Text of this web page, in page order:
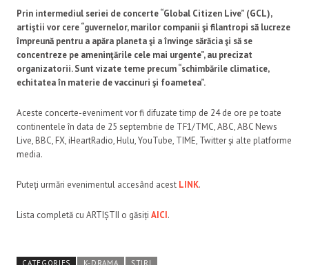
Prin intermediul seriei de concerte “Global Citizen Live” (GCL),
artiştii vor cere “guvernelor, marilor companii şi filantropi să lucreze
împreună pentru a apăra planeta şi a învinge sărăcia şi să se
concentreze pe ameninţările cele mai urgente”, au precizat
organizatorii. Sunt vizate teme precum “schimbările climatice,
echitatea în materie de vaccinuri şi foametea”.
Aceste concerte-eveniment vor fi difuzate timp de 24 de ore pe toate
continentele în data de 25 septembrie de TF1/TMC, ABC, ABC News
Live, BBC, FX, iHeartRadio, Hulu, YouTube, TIME, Twitter şi alte platforme
media.
Puteți urmări evenimentul accesând acest LINK.
Lista completă cu ARTIȘTII o găsiți AICI.